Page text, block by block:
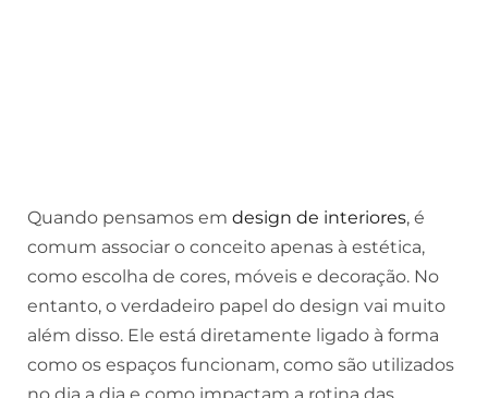
Quando pensamos em design de interiores, é
comum associar o conceito apenas à estética,
como escolha de cores, móveis e decoração. No
entanto, o verdadeiro papel do design vai muito
além disso. Ele está diretamente ligado à forma
como os espaços funcionam, como são utilizados